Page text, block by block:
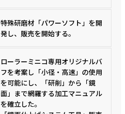
特殊研磨材「パワーソフト」を開
発し、販売を開始する。
ローラーミニコ専用オリジナルバ
フを考案し「小径・高速」の使用
を可能にし、「研削」から「鏡
面」まで網羅する加工マニュアル
を確立した。